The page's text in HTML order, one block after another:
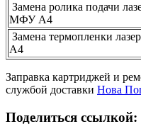
Замена ролика подачи
МФУ А4
Замена термопленки
А4
Заправка картриджей и
службой доставки Нова
Поделиться ссылкой: